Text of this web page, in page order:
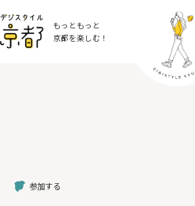
もっともっと
京都を楽しむ！
参加する